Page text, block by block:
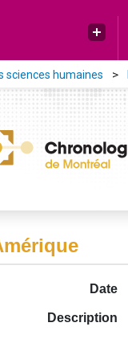
sciences humaines
Date
Description